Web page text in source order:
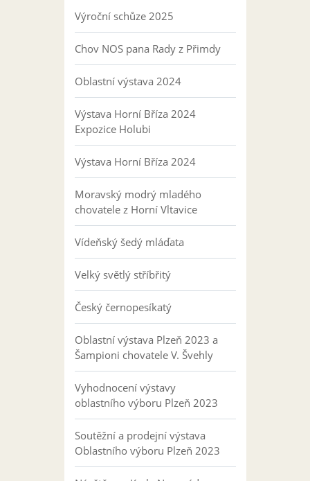
Výroční schůze 2025
Chov NOS pana Rady z Přimdy
Oblastní výstava 2024
Výstava Horní Bříza 2024
Expozice Holubi
Výstava Horní Bříza 2024
Moravský modrý mladého
chovatele z Horní Vltavice
Vídeňský šedý mláďata
Velký světlý stříbřitý
Český černopesíkatý
Oblastní výstava Plzeň 2023 a
Šampioni chovatele V. Švehly
Vyhodnocení výstavy
oblastního výboru Plzeň 2023
Soutěžní a prodejní výstava
Oblastního výboru Plzeň 2023